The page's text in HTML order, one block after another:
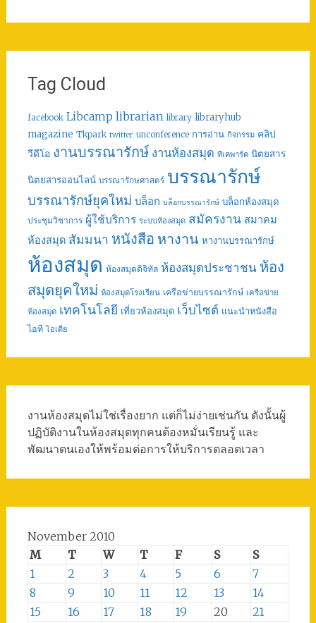
Tag Cloud
facebook Libcamp librarian library libraryhub
magazine Tkpark twitter unconference การอ่าน กิจกรรม คลิป
วีดีโอ งานบรรณารักษ์ งานห้องสมุด ทีเคพาร์ค นิตยสาร
นิตยสารออนไลน์ บรรณารักษศาสตร์ บรรณารักษ์
บรรณารักษ์ยุคใหม่ บล็อก บล็อกบรรณารักษ์ บล็อกห้องสมุด
ประชุมวิชาการ ผู้ใช้บริการ ระบบห้องสมุด สมัครงาน สมาคม
ห้องสมุด สัมมนา หนังสือ หางาน หางานบรรณารักษ์
ห้องสมุด ห้องสมุดดิจิทัล ห้องสมุดประชาชน ห้อง
สมุดยุคใหม่ ห้องสมุดโรงเรียน เครือข่ายบรรณารักษ์ เครือข่าย
ห้องสมุด เทคโนโลยี เที่ยวห้องสมุด เว็บไซต์ แนะนำหนังสือ
ไอที ไอเดีย
งานห้องสมุดไม่ใช่เรื่องยาก แต่ก็ไม่ง่ายเช่นกัน ดังนั้นผู้
ปฏิบัติงานในห้องสมุดทุกคนต้องหมั่นเรียนรู้ และ
พัฒนาตนเองให้พร้อมต่อการให้บริการตลอดเวลา
November 2010
M
T W T F S
S
1
2 3 4 5 6
7
8
9 10 11 12 13
14
15
16 17 18 19 20
21